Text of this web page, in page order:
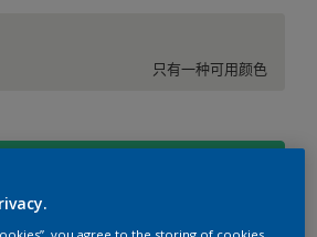
只有一种可用颜色
刷计算